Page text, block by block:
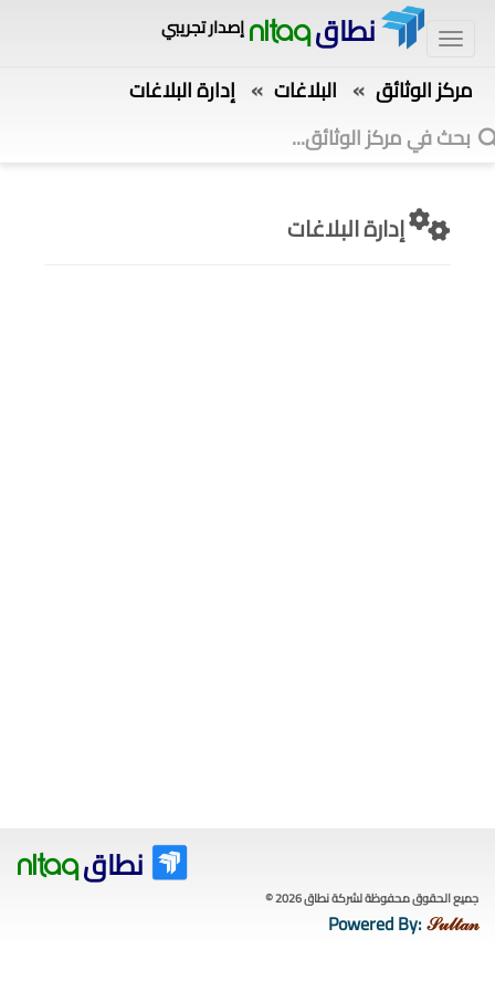
نطاقnitaqإصدار تجريبي
مركز الوثائق » البلاغات » إدارة البلاغات
إدارة البلاغات
نطاقnitaq
جميع الحقوق محفوظة لشركة نطاق 2026 ©
Powered By:𝒮𝓊𝓁𝓉𝒶𝓃